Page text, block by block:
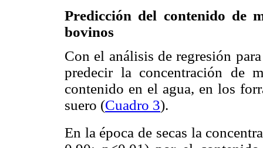
Predicción del contenido de
bovinos
Con el análisis de regresión
predecir la concentración de
contenido en el agua, en los
suero (Cuadro 3).
En la época de secas la